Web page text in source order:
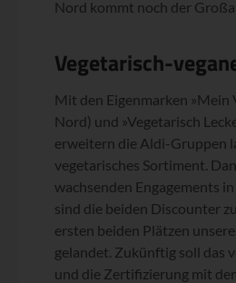
Nord kommt noch der
Vegetarisch-
Mit den Eigenmarken »Mein
Nord) und »Vegetarisch
erweitern die Aldi-Gruppen
vegetarisches Sortiment.
wachsenden Engagements
sind die beiden Discounter
ersten beiden Plätzen
gelandet. Zukünftig soll das
und die Zertifizierung mit